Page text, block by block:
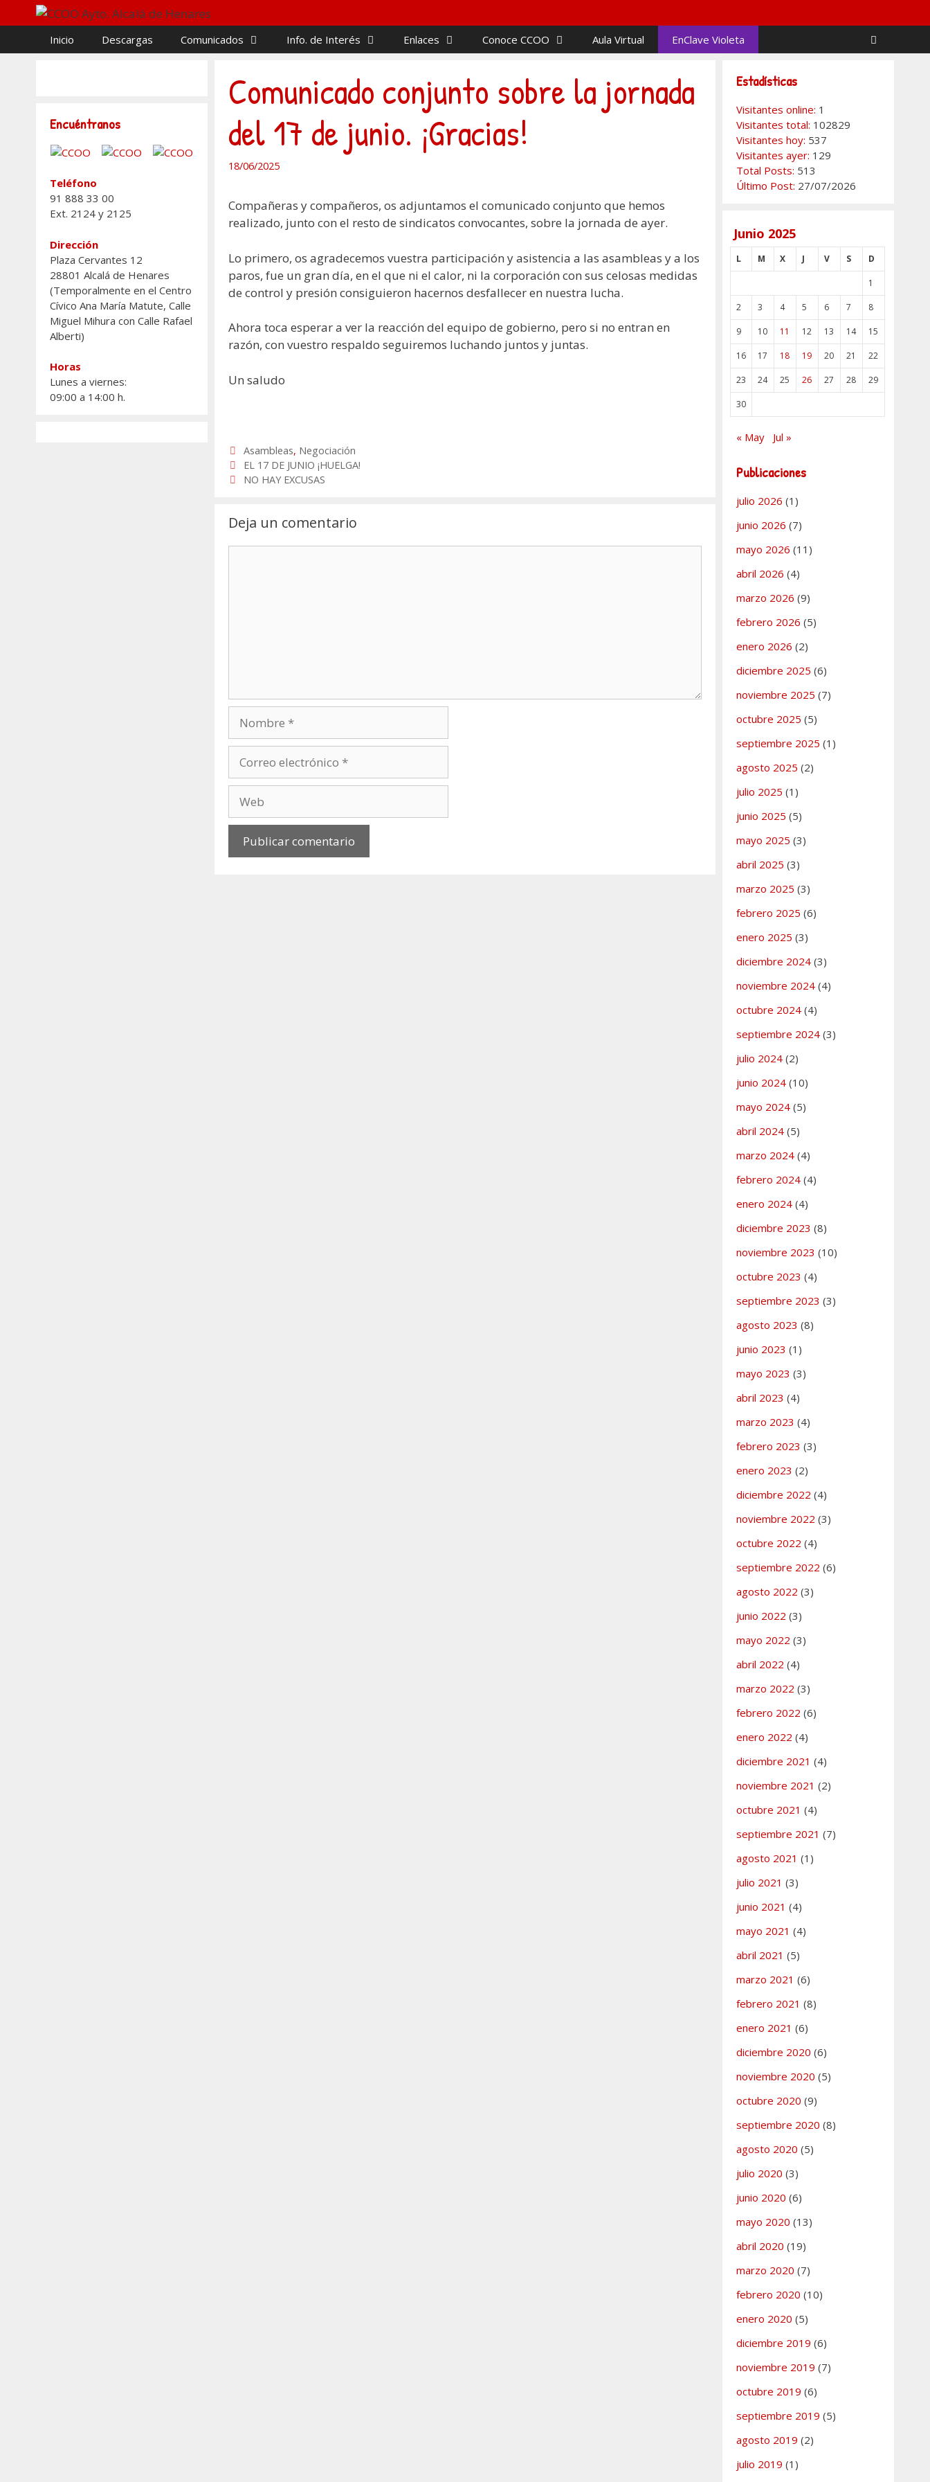
al
contenidoInicio Descargas Comunicados Info. de Interés Enlaces Conoce CCOO Aula Virtual EnClave Violeta
Comunicado conjunto sobre la jornada
del 17 de junio. ¡Gracias!
18/06/2025
Compañeras y compañeros, os adjuntamos el comunicado conjunto que hemos
realizado, junto con el resto de sindicatos convocantes, sobre la jornada de ayer.
Lo primero, os agradecemos vuestra participación y asistencia a las asambleas y a los
paros, fue un gran día, en el que ni el calor, ni la corporación con sus celosas medidas
de control y presión consiguieron hacernos desfallecer en nuestra lucha.
Ahora toca esperar a ver la reacción del equipo de gobierno, pero si no entran en
razón, con vuestro respaldo seguiremos luchando juntos y juntas.
Un saludo
Categorías
Asambleas, Negociación
EL 17 DE JUNIO ¡HUELGA!
NO HAY EXCUSAS
Deja un comentario
electrónico
Encuéntranos
Teléfono
91 888 33 00
Ext. 2124 y 2125
Dirección
Plaza Cervantes 12
28801 Alcalá de Henares
(Temporalmente en el Centro
Cívico Ana María Matute, Calle
Miguel Mihura con Calle Rafael
Alberti)
Horas
Lunes a viernes:
09:00 a 14:00 h.
Estadísticas
Visitantes online: 1
Visitantes total: 102829
Visitantes hoy: 537
Visitantes ayer: 129
Total Posts: 513
Último Post: 27/07/2026
Junio 2025
L M X J V S D
1
2 3 4 5 6 7 8
9 10 11 12 13 14 15
16 17 18 19 20 21 22
23 24 25 26 27 28 29
30
« May Jul »
Publicaciones
julio 2026 (1)
junio 2026 (7)
mayo 2026 (11)
abril 2026 (4)
marzo 2026 (9)
febrero 2026 (5)
enero 2026 (2)
diciembre 2025 (6)
noviembre 2025 (7)
octubre 2025 (5)
septiembre 2025 (1)
agosto 2025 (2)
julio 2025 (1)
junio 2025 (5)
mayo 2025 (3)
abril 2025 (3)
marzo 2025 (3)
febrero 2025 (6)
enero 2025 (3)
diciembre 2024 (3)
noviembre 2024 (4)
octubre 2024 (4)
septiembre 2024 (3)
julio 2024 (2)
junio 2024 (10)
mayo 2024 (5)
abril 2024 (5)
marzo 2024 (4)
febrero 2024 (4)
enero 2024 (4)
diciembre 2023 (8)
noviembre 2023 (10)
octubre 2023 (4)
septiembre 2023 (3)
agosto 2023 (8)
junio 2023 (1)
mayo 2023 (3)
abril 2023 (4)
marzo 2023 (4)
febrero 2023 (3)
enero 2023 (2)
diciembre 2022 (4)
noviembre 2022 (3)
octubre 2022 (4)
septiembre 2022 (6)
agosto 2022 (3)
junio 2022 (3)
mayo 2022 (3)
abril 2022 (4)
marzo 2022 (3)
febrero 2022 (6)
enero 2022 (4)
diciembre 2021 (4)
noviembre 2021 (2)
octubre 2021 (4)
septiembre 2021 (7)
agosto 2021 (1)
julio 2021 (3)
junio 2021 (4)
mayo 2021 (4)
abril 2021 (5)
marzo 2021 (6)
febrero 2021 (8)
enero 2021 (6)
diciembre 2020 (6)
noviembre 2020 (5)
octubre 2020 (9)
septiembre 2020 (8)
agosto 2020 (5)
julio 2020 (3)
junio 2020 (6)
mayo 2020 (13)
abril 2020 (19)
marzo 2020 (7)
febrero 2020 (10)
enero 2020 (5)
diciembre 2019 (6)
noviembre 2019 (7)
octubre 2019 (6)
septiembre 2019 (5)
agosto 2019 (2)
julio 2019 (1)